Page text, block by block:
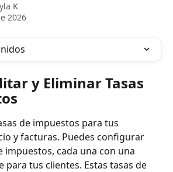
K
2026
y Eliminar Tasas
de impuestos para tus
y facturas. Puedes configurar
impuestos, cada una con una
para tus clientes. Estas tasas de